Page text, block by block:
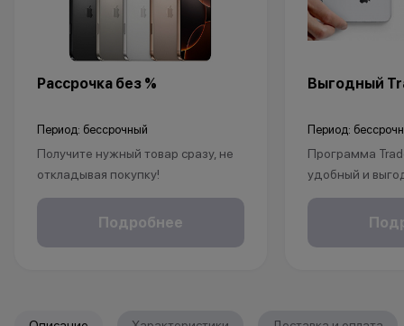
Рассрочка без %
Период: бессрочный
Получите нужный товар сразу, не
откладывая покупку!
Рассрочка без % доступна для
клиентов от 18 лет на срок до 24
*Акции и бонусы не суммируются.
Подробнее
Выгодный
Период:
Программа
удобный и
покупки
Это позволит